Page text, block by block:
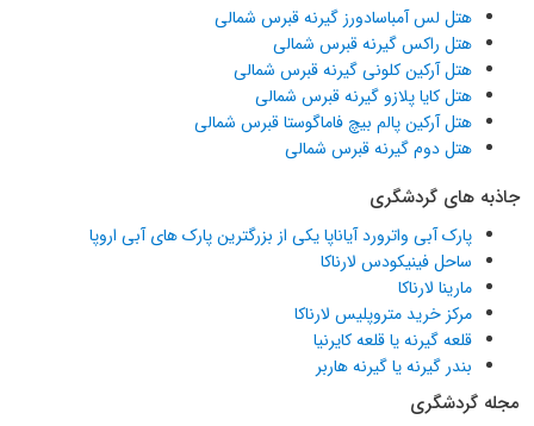
هتل لس آمباسادورز گیرنه قبرس شمالی
هتل راکس گیرنه قبرس شمالی
هتل آرکین کلونی گیرنه قبرس شمالی
هتل کایا پلازو گیرنه قبرس شمالی
هتل آرکین پالم بیچ فاماگوستا قبرس شمالی
هتل دوم گیرنه قبرس شمالی
جاذبه های گردشگری
پارک آبی واترورد آیاناپا یکی از بزرگترین پارک های آبی اروپا
ساحل فینیکودس لارناکا
مارینا لارناکا
مرکز خرید متروپلیس لارناکا
قلعه گیرنه یا قلعه کایرنیا
بندر گیرنه یا گیرنه هاربر
مجله گردشگری